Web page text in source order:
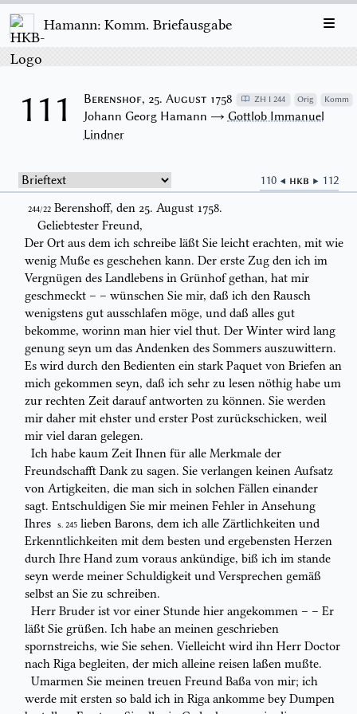
Hamann: Komm. Briefausgabe
111 Berenshof, 25. August 1758 ZH I 244 Orig Komm
Johann Georg Hamann → Gottlob Immanuel
Lindner
110 ◀ HKB ▶ 112
244/22 Berenshoff, den 25. August 1758.
Geliebtester Freund,
Der Ort aus dem ich schreibe läßt Sie leicht erachten, mit wie
wenig Muße es geschehen kann. Der erste Zug den ich im
Vergnügen des Landlebens in Grünhof gethan, hat mir
geschmeckt – – wünschen Sie mir, daß ich den Rausch
wenigstens gut ausschlafen möge, und daß alles gut
bekomme, worinn man hier viel thut. Der Winter wird lang
genung seyn um das Andenken des Sommers auszuwittern.
Es wird durch den Bedienten ein stark Paquet von Briefen an
mich gekommen seyn, daß ich sehr zu lesen nöthig habe um
zur rechten Zeit darauf antworten zu können. Sie werden
mir daher mit ehster und erster Post zurückschicken, weil
mir viel daran gelegen.
Ich habe kaum ZeitIhnen für alle Merkmale der
Freundschafft Dank zu sagen. Sie verlangen keinen Aufsatz
von Artigkeiten, die man sich in solchen Fällen einander
sagt. Entschuldigen Sie mir meinen Fehler in Ansehung
Ihres
S. 245 lieben Barons, dem ich alle Zärtlichkeiten und
Erkenntlichkeiten mit dem besten und ergebensten Herzen
durch Ihre Hand zum voraus ankündige, biß ich im stande
seyn werde meiner Schuldigkeit und Versprechen gemäß
selbst an Sie zu schreiben.
Herr Bruder ist vor einer Stunde hier angekommen – – Er
läßt Sie grüßen. Ich habe an meinen geschrieben
spornstreichs, wie Sie sehen. Vielleicht wird ihn Herr Doctor
nach Riga begleiten, der mich alleine reisen laßen mußte.
Umarmen Sie meinen treuen Freund Baßa von mir; ich
werde mit ersten so bald ich in Riga ankomme bey Dumpen